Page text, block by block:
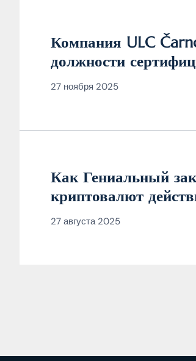
Компания ULC
должности
кибербезопасности
27 ноября 2025
Как Гениальный
криптовалют
27 августа 2025